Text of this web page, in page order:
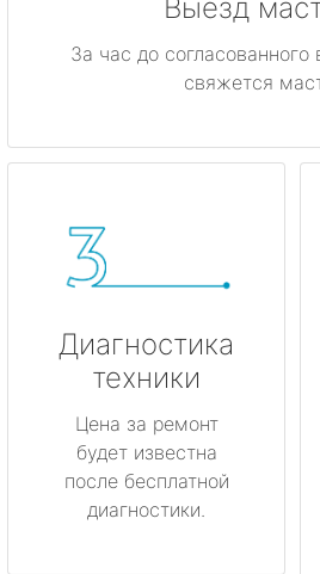
Выезд
За час до
свяжется
Диагностика
техники
Цена за ремонт
будет известна
после бесплатной
диагностики.